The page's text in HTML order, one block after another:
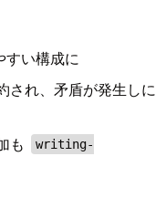
すい構成に
され、矛盾が発生しに
も
writing-